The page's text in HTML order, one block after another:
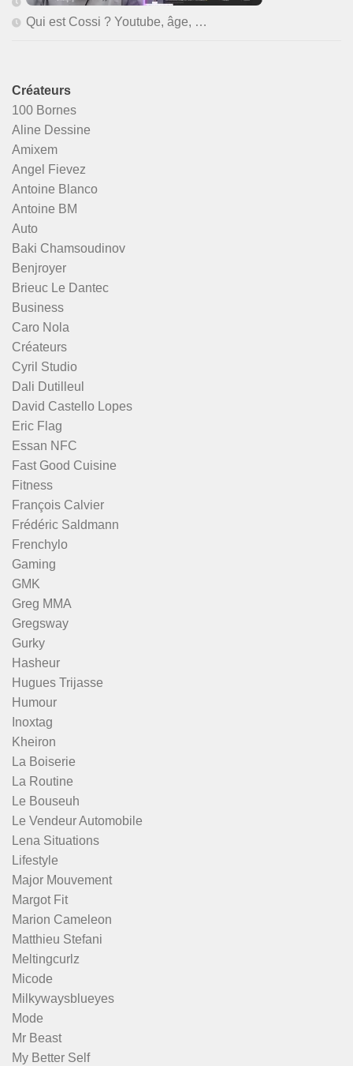
Qui est Cossi ? Youtube, âge, …
Créateurs
100 Bornes
Aline Dessine
Amixem
Angel Fievez
Antoine Blanco
Antoine BM
Auto
Baki Chamsoudinov
Benjroyer
Brieuc Le Dantec
Business
Caro Nola
Créateurs
Cyril Studio
Dali Dutilleul
David Castello Lopes
Eric Flag
Essan NFC
Fast Good Cuisine
Fitness
François Calvier
Frédéric Saldmann
Frenchylo
Gaming
GMK
Greg MMA
Gregsway
Gurky
Hasheur
Hugues Trijasse
Humour
Inoxtag
Kheiron
La Boiserie
La Routine
Le Bouseuh
Le Vendeur Automobile
Lena Situations
Lifestyle
Major Mouvement
Margot Fit
Marion Cameleon
Matthieu Stefani
Meltingcurlz
Micode
Milkywaysblueyes
Mode
Mr Beast
My Better Self